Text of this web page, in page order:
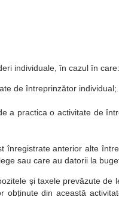
individuale, în cazul în care:
de întreprinzător individual;
a practica o activitate de
înregistrate anterior alte
sau care au datorii la
și taxele prevăzute de
obținute din această